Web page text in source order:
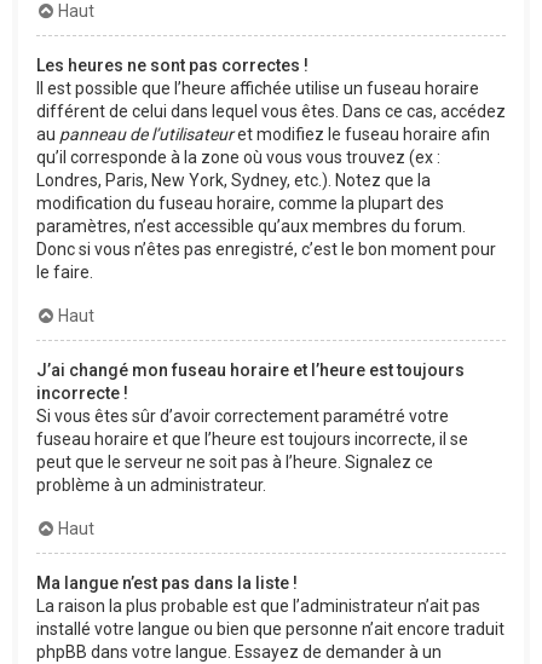
Haut
Les heures ne sont pas correctes !
Il est possible que l’heure affichée utilise un fuseau horaire
différent de celui dans lequel vous êtes. Dans ce cas, accédez
au panneau de l’utilisateuret modifiez le fuseau horaire afin
qu’il corresponde à la zone où vous vous trouvez (ex :
Londres, Paris, New York, Sydney, etc.). Notez que la
modification du fuseau horaire, comme la plupart des
paramètres, n’est accessible qu’aux membres du forum.
Donc si vous n’êtes pas enregistré, c’est le bon moment pour
le faire.
Haut
J’ai changé mon fuseau horaire et l’heure est toujours
incorrecte !
Si vous êtes sûr d’avoir correctement paramétré votre
fuseau horaire et que l’heure est toujours incorrecte, il se
peut que le serveur ne soit pas à l’heure. Signalez ce
problème à un administrateur.
Haut
Ma langue n’est pas dans la liste !
La raison la plus probable est que l’administrateur n’ait pas
installé votre langue ou bien que personne n’ait encore traduit
phpBB dans votre langue. Essayez de demander à un